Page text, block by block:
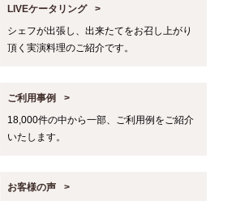
LIVEケータリング
シェフが出張し、出来たてをお召し上がり
頂く実演料理のご紹介です。
ご利用事例
18,000件の中から一部、ご利用例をご紹介
いたします。
お客様の声